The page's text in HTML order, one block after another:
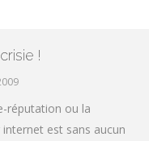
!
réputation ou la
est sans aucun